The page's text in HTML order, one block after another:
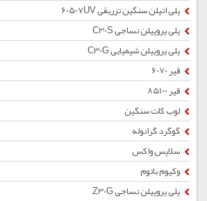
پلی اتیلن سنگین تزریقی 60507UV
پلی پروپیلن نساجی C30S
پلی پروپیلن شیمیایی C30G
قیر 6070
قیر 85100
لوب کات سنگین
گوگرد گرانوله
سلاپس واکس
وکیوم باتوم
پلی پروپیلن نساجی Z30G